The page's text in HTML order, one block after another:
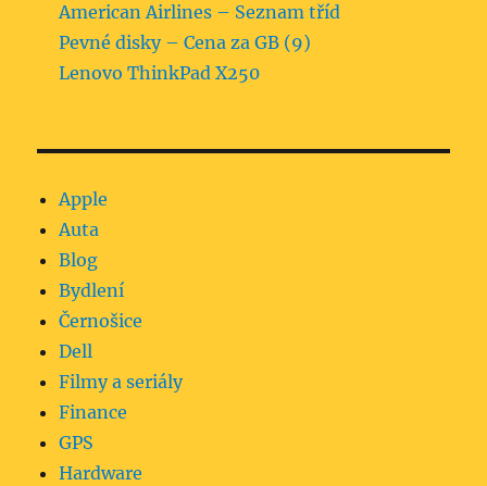
American Airlines – Seznam tříd
Pevné disky – Cena za GB (9)
Lenovo ThinkPad X250
Apple
Auta
Blog
Bydlení
Černošice
Dell
Filmy a seriály
Finance
GPS
Hardware